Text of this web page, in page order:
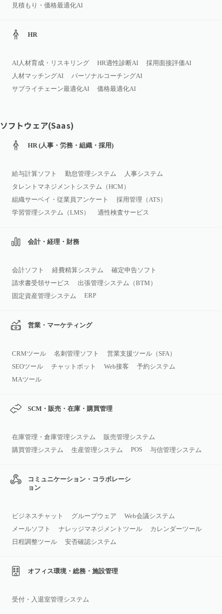
見積もり・価格最適化AI
HR
AI人材育成・リスキリング HR適性診断AI
採用面接評価AI
人材マッチングAI
パーソナルコーチングAI
サプライチェーン最適化AI
価格最適化AI
ソフトウェア(Saas)
HR (人事・労務・組織・採用)
給与計算ソフト 勤怠管理システム
人事システム
タレントマネジメントシステム（HCM）
組織サーベイ・従業員アンケート
採用管理（ATS）
学習管理システム（LMS）
適性検査サービス
会計・経理・財務
会計ソフト 経費精算システム
確定申告ソフト
請求書受領サービス
出張管理システム（BTM）
固定資産管理システム
ERP
営業・マーケティング
CRMツール 名刺管理ソフト
営業支援ツール（SFA）
SEOツール
チャットボット Web接客
予約システム
MAツール
SCM・販売・在庫・購買管理
在庫管理・倉庫管理システム
販売管理システム
購買管理システム
生産管理システム POS 与信管理システム
コミュニケーション・コラボレーシ
ョン
ビジネスチャット グループウェア
Web会議システム
メールソフト
ナレッジマネジメントツール
カレンダーツール
日程調整ツール
安否確認システム
オフィス環境・総務・施設管理
受付・入退室管理システム